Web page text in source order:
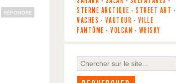
RÉPONDRE
STERNE ARCTIQUE - STREET ART -
VACHES - VAUTOUR - VILLE
FANTÔME - VOLCAN - WHISKY